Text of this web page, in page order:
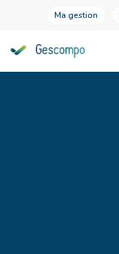
Ma gestion